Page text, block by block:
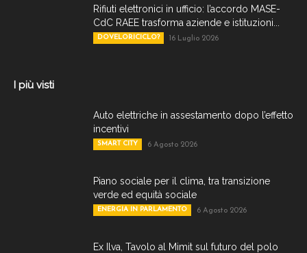
Rifiuti elettronici in ufficio: l’accordo MASE-
CdC RAEE trasforma aziende e istituzioni...
DOVELORICICLO? 16 Luglio 2026
I più visti
Auto elettriche in assestamento dopo l’effetto
incentivi
SMART CITY 6 Agosto 2026
Piano sociale per il clima, tra transizione
verde ed equità sociale
ENERGIA IN PARLAMENTO 6 Agosto 2026
Ex Ilva, Tavolo al Mimit sul futuro del polo